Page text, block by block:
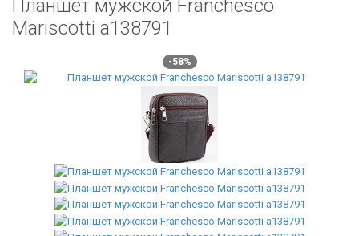
Планшет мужской Franchesco
Mariscotti а138791
-58%